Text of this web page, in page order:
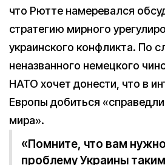
что Рютте намеревался
стратегию мирного
украинского конфликта. По
неназванного немецкого
НАТО хочет донести, что в
Европы добиться
мира».
«Помните, что вам
проблему Украины